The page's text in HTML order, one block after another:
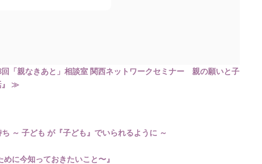
「親なきあと」相談室 関西ネットワークセミナー 親の願いと子
』 ≫
～ 子ども が『子ども』でいられるように ～
に今知っておきたいこと〜』